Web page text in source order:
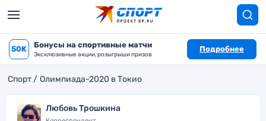
50K Бонусы на спортивные матчи
Эксклюзивные акции, розыгрыши призов
Подробнее
Спорт Олимпиада-2020 в Токио
Любовь Трошкина